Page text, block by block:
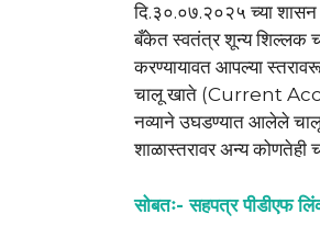
दि.३०.०७.२०२५ च्या
बँकेत स्वतंत्र शून्य शिल्लक
करण्यायावत आपल्या
चालू खाते (Current
नव्याने उघडण्यात आलेले
शाळास्तरावर अन्य
सोबतः- सहपत्र पीडीएफ